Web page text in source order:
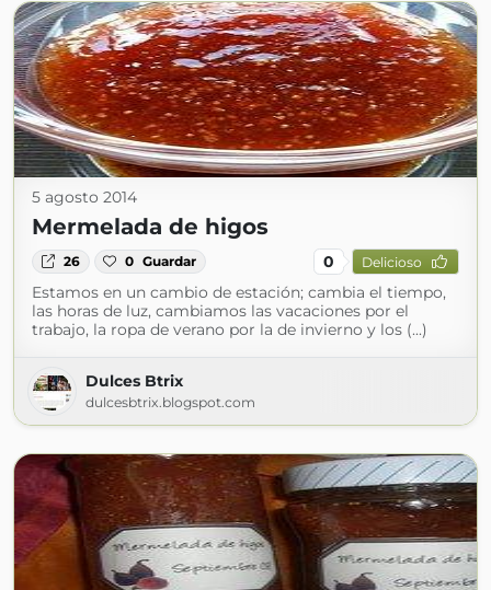
5 agosto 2014
Mermelada de higos
26 0 Guardar 0 Delicioso
Estamos en un cambio de estación; cambia el tiempo,
las horas de luz, cambiamos las vacaciones por el
trabajo, la ropa de verano por la de invierno y los (...)
Dulces Btrix
dulcesbtrix.blogspot.com